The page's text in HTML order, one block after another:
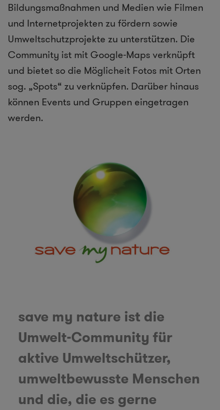
Bildungsmaßnahmen und Medien wie Filmen
und Internetprojekten zu fördern sowie
Umweltschutzprojekte zu unterstützen. Die
Community ist mit Google-Maps verknüpft
und bietet so die Möglicheit Fotos mit Orten
sog. „Spots“ zu verknüpfen. Darüber hinaus
können Events und Gruppen eingetragen
werden.
save my nature ist die
Umwelt-Community für
aktive Umweltschützer,
umweltbewusste Menschen
und die, die es gerne